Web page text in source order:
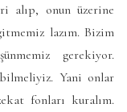
alıp, onun üzerine
lazım. Bizim
gerekiyor.
Yani onlar
fonları kuralım.